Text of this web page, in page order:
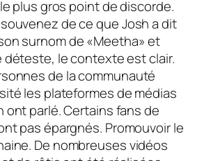
plus gros point de discorde.
de ce que Josh a dit
surnom de «Meetha» et
déteste, le contexte est clair.
de la communauté
les plateformes de médias
ont parlé. Certains fans de
pas épargnés. Promouvoir le
De nombreuses vidéos